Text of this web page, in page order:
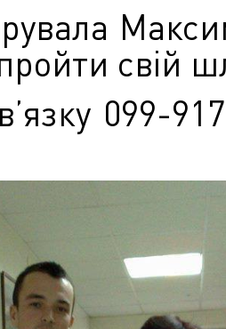
свій
099-